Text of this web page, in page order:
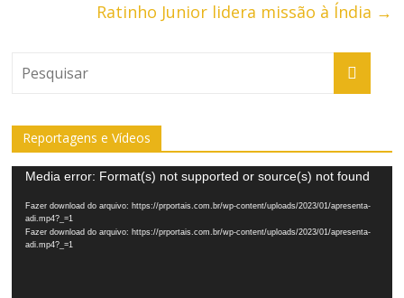
Ratinho Junior lidera missão à Índia →
Reportagens e Vídeos
Tocador
vídeo
Media error: Format(s) not supported or source(s) not found
Fazer download do arquivo: https://prportais.com.br/wp-content/uploads/2023/01/apresenta-
adi.mp4?_=1
Fazer download do arquivo: https://prportais.com.br/wp-content/uploads/2023/01/apresenta-
adi.mp4?_=1